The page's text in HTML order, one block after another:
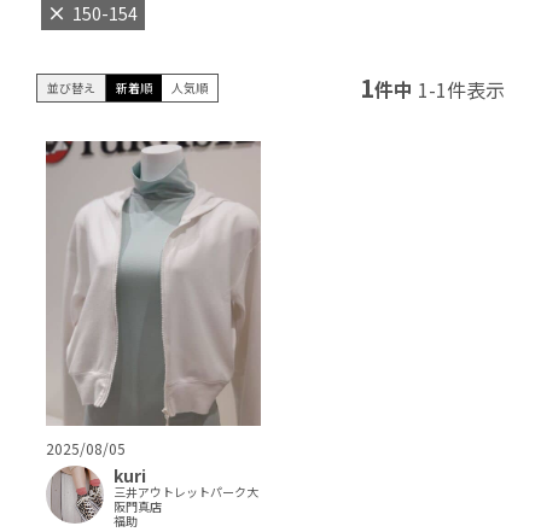
150-154
並び替え 新着順 人気順 1件中 1-1件表示
2025/08/05
kuri
三井アウトレットパーク大
阪門真店
福助